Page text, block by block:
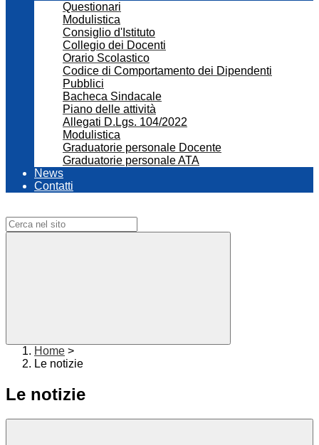
Questionari
Modulistica
Consiglio d'Istituto
Collegio dei Docenti
Orario Scolastico
Codice di Comportamento dei Dipendenti
Pubblici
Bacheca Sindacale
Piano delle attività
Allegati D.Lgs. 104/2022
Modulistica
Graduatorie personale Docente
Graduatorie personale ATA
News
Contatti
Home >
Le notizie
Le notizie